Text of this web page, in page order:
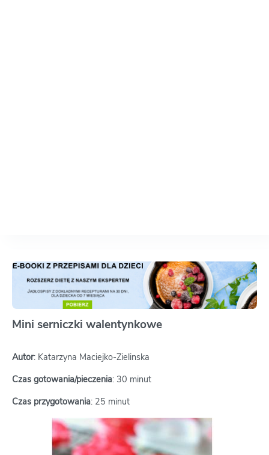
Mini serniczki walentynkowe
Autor: Katarzyna Maciejko-Zielinska
Czas gotowania/pieczenia: 30 minut
Czas przygotowania: 25 minut